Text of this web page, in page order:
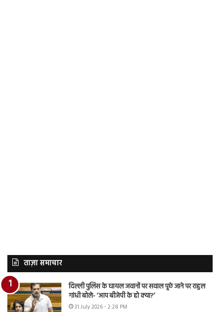
ताज़ा समाचार
दिल्ली पुलिस के घायल जवानों पर सवाल पूछे जाने पर राहुल
गांधी बोले- ‘आप बीजेपी के हो क्या?’
31 July 2026 - 2:28 PM